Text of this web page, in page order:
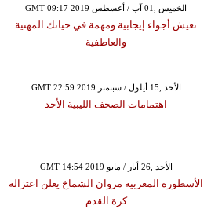
GMT 09:17 2019 الخميس ,01 آب / أغسطس
تعيش أجواء إيجابية ومهمة في حياتك المهنية
والعاطفية
GMT 22:59 2019 الأحد ,15 أيلول / سبتمبر
اهتمامات الصحف الليبية الأحد
GMT 14:54 2019 الأحد ,26 أيار / مايو
الأسطورة المغربية مروان الشماخ يعلن اعتزاله
كرة القدم